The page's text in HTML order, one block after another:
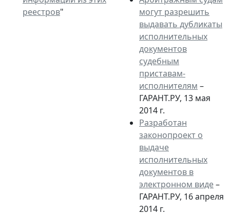
реестров"
могут разрешить
выдавать дубликаты
исполнительных
документов
судебным
приставам-
исполнителям –
ГАРАНТ.РУ, 13 мая
2014 г.
Разработан
законопроект о
выдаче
исполнительных
документов в
электронном виде–
ГАРАНТ.РУ, 16 апреля
2014 г.